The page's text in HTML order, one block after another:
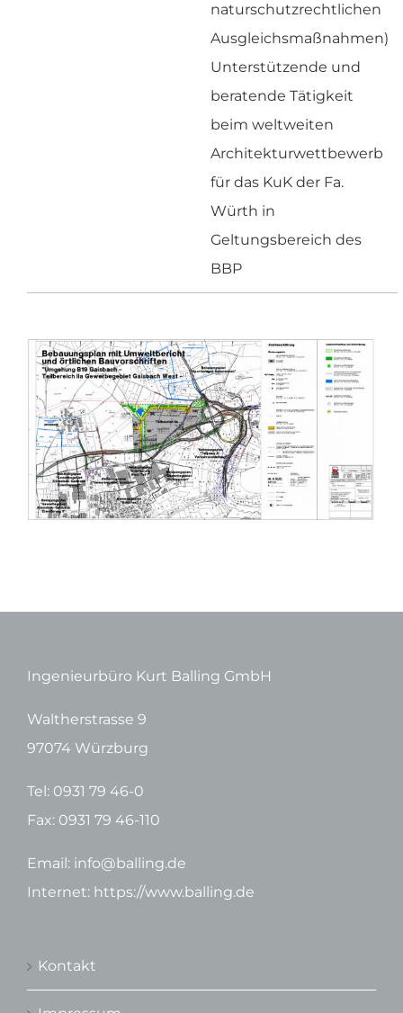
naturschutzrechtlichen
Ausgleichsmaßnahmen)
Unterstützende und
beratende Tätigkeit
beim weltweiten
Architekturwettbewerb
für das KuK der Fa.
Würth in
Geltungsbereich des
BBP
Ingenieurbüro Kurt Balling GmbH
Waltherstrasse 9
97074 Würzburg
Tel: 0931 79 46-0
Fax: 0931 79 46-110
Email: info@balling.de
Internet: https://www.balling.de
Kontakt